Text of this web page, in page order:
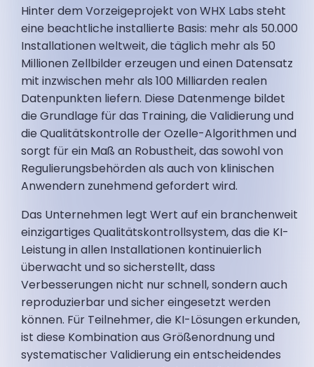
Hinter dem Vorzeigeprojekt von WHX Labs steht
eine beachtliche installierte Basis: mehr als 50.000
Installationen weltweit, die täglich mehr als 50
Millionen Zellbilder erzeugen und einen Datensatz
mit inzwischen mehr als 100 Milliarden realen
Datenpunkten liefern. Diese Datenmenge bildet
die Grundlage für das Training, die Validierung und
die Qualitätskontrolle der Ozelle-Algorithmen und
sorgt für ein Maß an Robustheit, das sowohl von
Regulierungsbehörden als auch von klinischen
Anwendern zunehmend gefordert wird.
Das Unternehmen legt Wert auf ein branchenweit
einzigartiges Qualitätskontrollsystem, das die KI-
Leistung in allen Installationen kontinuierlich
überwacht und so sicherstellt, dass
Verbesserungen nicht nur schnell, sondern auch
reproduzierbar und sicher eingesetzt werden
können. Für Teilnehmer, die KI-Lösungen erkunden,
ist diese Kombination aus Größenordnung und
systematischer Validierung ein entscheidendes